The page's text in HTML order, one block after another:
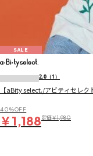
SALE
2.0 （1）
【aBity select./アビティセレ
40％OFF
￥1,188定価￥1,980